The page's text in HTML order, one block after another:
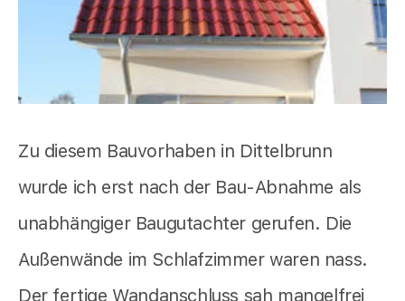
Zu diesem Bauvorhaben in Dittelbrunn
wurde ich erst nach der Bau-Abnahme als
unabhängiger Baugutachter gerufen. Die
Außenwände im Schlafzimmer waren nass.
Der fertige Wandanschluss sah mangelfrei